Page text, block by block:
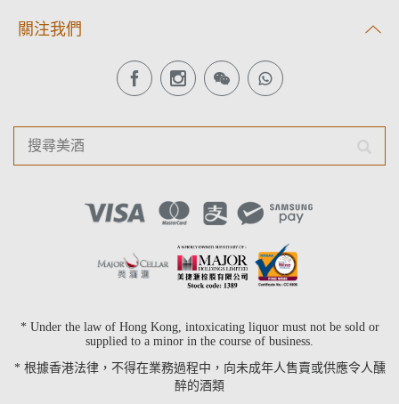
關注我們
* Under the law of Hong Kong, intoxicating liquor must not be sold or
supplied to a minor in the course of business.
* 根據香港法律，不得在業務過程中，向未成年人售賣或供應令人醺
醉的酒類